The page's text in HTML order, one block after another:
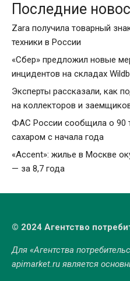
Последние
Zara получила товарный
техники в России
«Сбер» предложил новые
инцидентов на складах
Эксперты рассказали, как
на коллекторов и
ФАС России сообщила о 90
сахаром с начала года
«Accent»: жилье в Москве
— за 8,7 года
© 2024 Агентство
Для «Агентства
apimarket.ruявляется